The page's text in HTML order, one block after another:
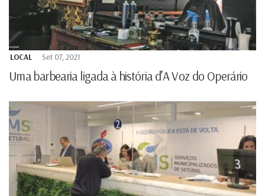
LOCAL Set 07, 2021
Uma barbearia ligada à história d’A Voz do Operário